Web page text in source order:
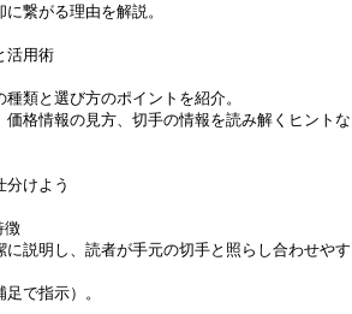
繋がる理由を解説。
活用術
類と選び方のポイントを紹介。
格情報の見方、切手の情報を読み解くヒントな
分けよう
徴
説明し、読者が手元の切手と照らし合わせやす
で指示）。